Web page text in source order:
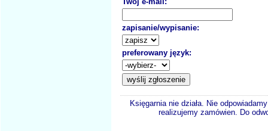
zapisanie/wypisanie:
preferowany język:
Księgarnia nie działa. Nie
realizujemy zamówien. Do